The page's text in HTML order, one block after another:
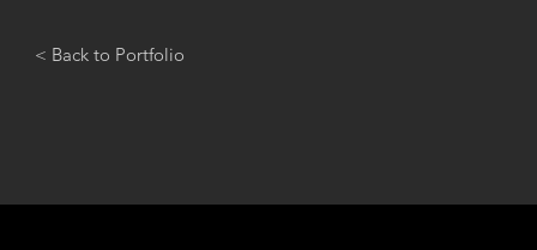
< Back to Portfolio